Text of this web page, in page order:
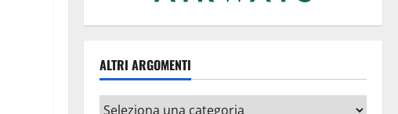
ALTRI ARGOMENTI
Altri